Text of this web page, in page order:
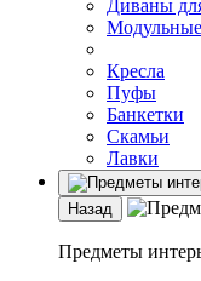
Диваны
Кресла
Пуфы
Банкетки
Скамьи
Лавки
Назад
Предметы